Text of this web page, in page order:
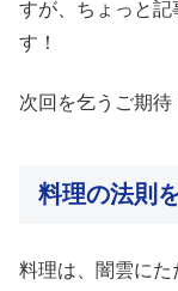
すが、ちょっと記
す！
次回を乞うご期待
料理の法則
料理は、闇雲にた